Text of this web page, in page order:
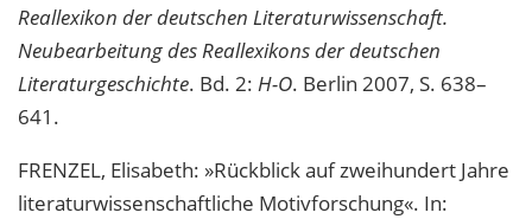
Reallexikon der deutschen Literaturwissenschaft.
Neubearbeitung des Reallexikons der deutschen
Literaturgeschichte. Bd. 2: H-O. Berlin 2007, S. 638–
641.
FRENZEL, Elisabeth: »Rückblick auf zweihundert Jahre
literaturwissenschaftliche Motivforschung«. In: